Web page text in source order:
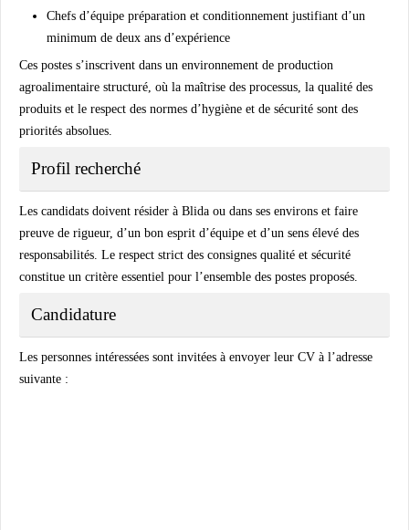
Chefs d’équipe préparation et conditionnement justifiant d’un
minimum de deux ans d’expérience
Ces postes s’inscrivent dans un environnement de production
agroalimentaire structuré, où la maîtrise des processus, la qualité des
produits et le respect des normes d’hygiène et de sécurité sont des
priorités absolues.
Profil recherché
Les candidats doivent résider à Blida ou dans ses environs et faire
preuve de rigueur, d’un bon esprit d’équipe et d’un sens élevé des
responsabilités. Le respect strict des consignes qualité et sécurité
constitue un critère essentiel pour l’ensemble des postes proposés.
Candidature
Les personnes intéressées sont invitées à envoyer leur CV à l’adresse
suivante :